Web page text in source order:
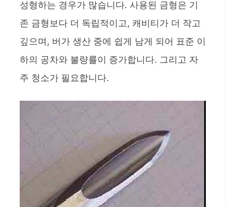
성형하는 경우가 많습니다. 사용된 금형은 기
존 금형보다 더 독립적이고, 캐비티가 더 작고
깊으며, 버가 생산 중에 쉽게 남게 되어 표준 이
하의 공차와 불량률이 증가합니다. 그리고 자
주 청소가 필요합니다.